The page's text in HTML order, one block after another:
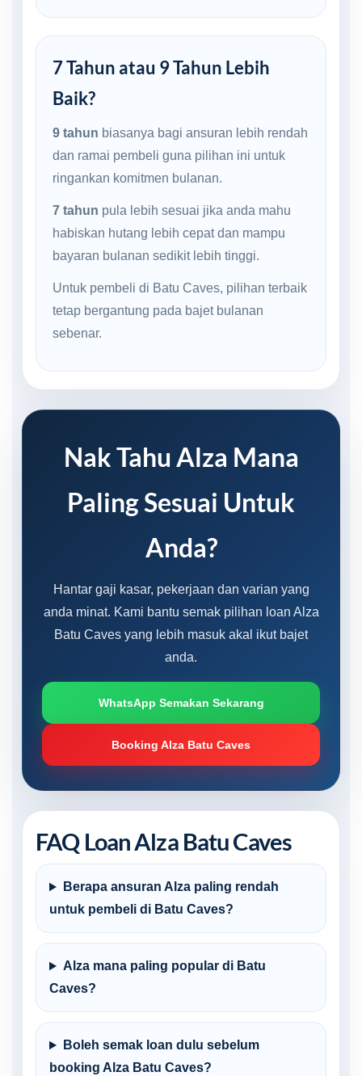
7 Tahun atau 9 Tahun Lebih
Baik?
9 tahun biasanya bagi ansuran lebih rendah
dan ramai pembeli guna pilihan ini untuk
ringankan komitmen bulanan.
7 tahun pula lebih sesuai jika anda mahu
habiskan hutang lebih cepat dan mampu
bayaran bulanan sedikit lebih tinggi.
Untuk pembeli di Batu Caves, pilihan terbaik
tetap bergantung pada bajet bulanan
sebenar.
Nak Tahu Alza Mana
Paling Sesuai Untuk
Anda?
Hantar gaji kasar, pekerjaan dan varian yang
anda minat. Kami bantu semak pilihan loan Alza
Batu Caves yang lebih masuk akal ikut bajet
anda.
WhatsApp Semakan Sekarang
Booking Alza Batu Caves
FAQ Loan Alza Batu Caves
Berapa ansuran Alza paling rendah
untuk pembeli di Batu Caves?
Alza mana paling popular di Batu
Caves?
Boleh semak loan dulu sebelum
booking Alza Batu Caves?